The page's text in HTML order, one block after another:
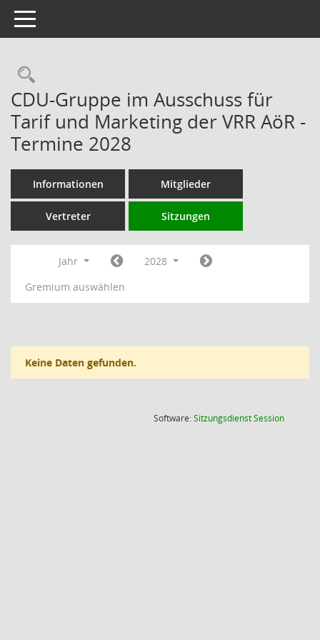
Toggle navigation
Rechercheauswahl
CDU-Gruppe im Ausschuss für
Tarif und Marketing der VRR AöR -
Termine 2028
Informationen Mitglieder
Vertreter Sitzungen
Jahr
2028
Gremium auswählen
Keine Daten gefunden.
Software:SitzungsdienstSession(Wird in